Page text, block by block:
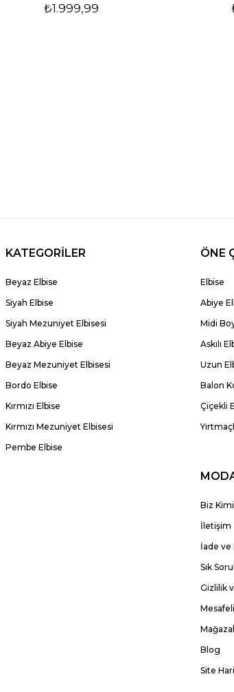
₺1.999,99
KATEGORİLER
Beyaz Elbise
Siyah Elbise
Siyah Mezuniyet Elbisesi
Beyaz Abiye Elbise
Beyaz Mezuniyet Elbisesi
Bordo Elbise
Kırmızı Elbise
Kırmızı Mezuniyet Elbisesi
Pembe Elbise
ÖNE
Elbise
Abiye
Midi
Askılı
Uzun
Balon
Çiçekli
Biz
İletişim
İade ve
Sık
Gizlilik
Blog
Site